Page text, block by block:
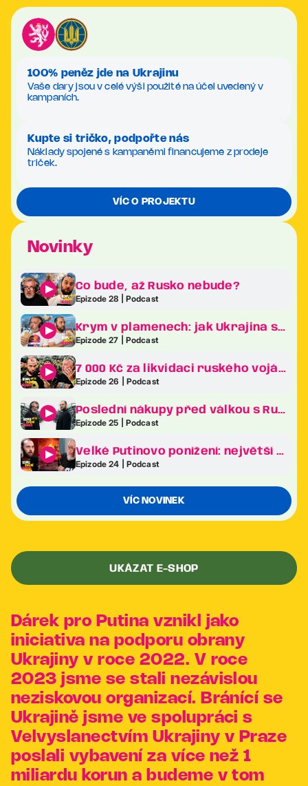
100% peněz jde na Ukrajinu
Vaše dary jsou v celé výši použité na účel uvedený v
kampaních.
Kupte si tričko, podpořte nás
Náklady spojené s kampaněmi financujeme z prodeje
triček.
VÍC O PROJEKTU
Novinky
Co bude, až Rusko nebude?
Epizode 28 | Podcast
Krym v plamenech: jak Ukrajina sráží Putinův klenot na kolena
Epizode 27 | Podcast
7 000 Kč za likvidaci ruského vojáka. Revoluce v ukrajinské armádě je tady!
Epizode 26 | Podcast
Poslední nákupy před válkou s Ruskem. Co frčelo nejvíc na největším veletrhu zbraní v Evropě?
Epizode 25 | Podcast
Velké Putinovo ponížení: největší bizarnosti ekonomického fóra v Petrohradě
Epizode 24 | Podcast
VÍC NOVINEK
UKÁZAT E-SHOP
Dárek pro Putina vznikl jako
iniciativa na podporu obrany
Ukrajiny v roce 2022. V roce
2023 jsme se stali nezávislou
neziskovou organizací. Bránící se
Ukrajině jsme ve spolupráci s
Velvyslanectvím Ukrajiny v Praze
poslali vybavení za více než 1
miliardu korun a budeme v tom